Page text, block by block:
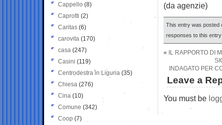
(da agenzie)
This entry was posted
responses to this
«
IL RAPPORTO DI
INDAGATO PER
Leave a
You must be
Cappello (8)
Caprotti (2)
Caritas (6)
carovita (170)
casa (247)
Casini (119)
Centrodestra in Liguria (35)
Chiesa (276)
Cina (10)
Comune (342)
Coop (7)